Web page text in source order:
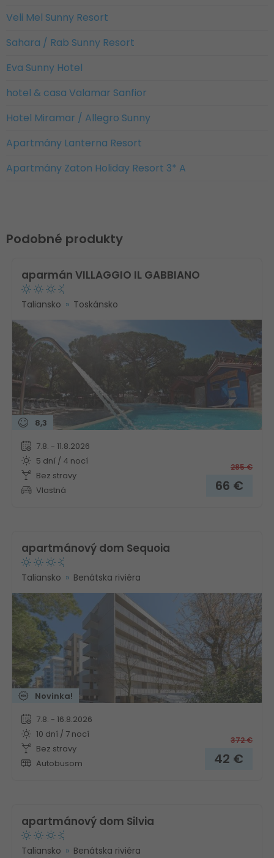
Veli Mel Sunny Resort
Sahara / Rab Sunny Resort
Eva Sunny Hotel
hotel & casa Valamar Sanfior
Hotel Miramar / Allegro Sunny
Apartmány Lanterna Resort
Apartmány Zaton Holiday Resort 3* A
Podobné produkty
aparmán VILLAGGIO IL GABBIANO
Taliansko Toskánsko
8,3
7.8. - 11.8.2026
5 dní / 4 nocí
Bez stravy
Vlastná
285€
66 €
apartmánový dom Sequoia
Taliansko Benátska riviéra
Novinka!
7.8. - 16.8.2026
10 dní / 7 nocí
Bez stravy
Autobusom
372€
42 €
apartmánový dom Silvia
Taliansko Benátska riviéra